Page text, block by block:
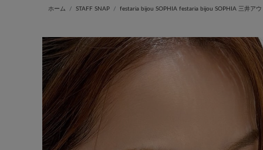
ホーム STAFF SNAP festaria bijou SOPHIA festaria bijou SOPHIA 三井ア